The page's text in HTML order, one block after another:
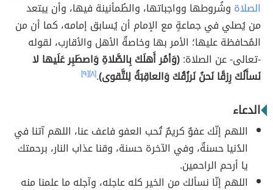
الصلاة وشُروطها وواجباتها، والطُمأنينة فيها، وأن يبتعد
من يُصلي في جماعةٍ مع الإمام أن يُسابق إمامه، كما أن من
المُحافظة عليها؛ الأمر بها وخاصةٌ الأهل والأقارب، لقوله
-تعالى- عن الصلاة:(وَأمُر أَهلَكَ بِالصَّلاةِ وَاصطَبِر عَلَيها لا
نَسأَلُكَ رِزقًا نَحنُ نَرزُقُكَ وَالعاقِبَةُ لِلتَّقوى).[٨] [٩]
الدعاء
اللهم إنّك عفوٌ كريمٌ تُحب العفو فاعف عنا، اللهم آتنا في
الدُنيا حسنةٌ، وفي الآخرة حسنة، وقنا عذاب النار، برحمتك
يا أرحم الراحمين.
اللهم إنّا نسألك من الخير كله عاجله، وآجله ما علمنا منه